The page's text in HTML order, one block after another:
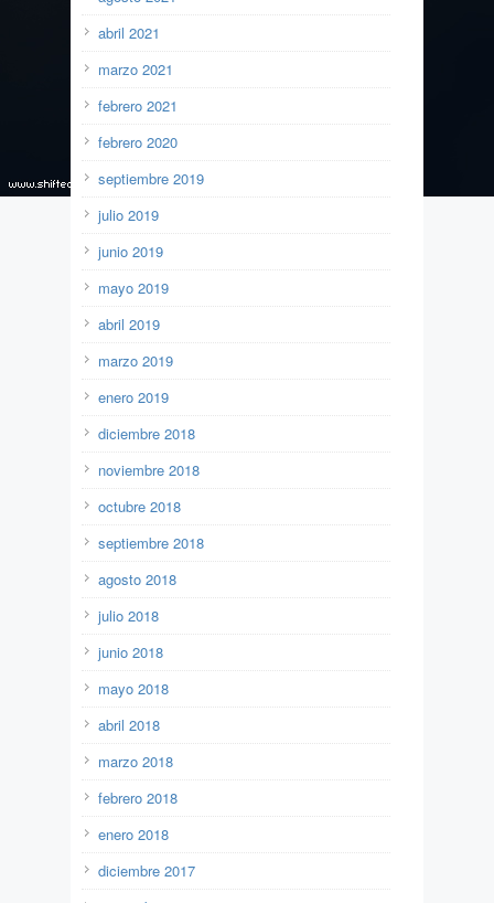
abril 2021
marzo 2021
febrero 2021
febrero 2020
septiembre 2019
julio 2019
junio 2019
mayo 2019
abril 2019
marzo 2019
enero 2019
diciembre 2018
noviembre 2018
octubre 2018
septiembre 2018
agosto 2018
julio 2018
junio 2018
mayo 2018
abril 2018
marzo 2018
febrero 2018
enero 2018
diciembre 2017